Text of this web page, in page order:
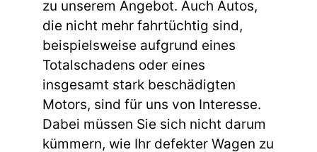
zu unserem Angebot. Auch Autos,
die nicht mehr fahrtüchtig sind,
beispielsweise aufgrund eines
Totalschadens oder eines
insgesamt stark beschädigten
Motors, sind für uns von Interesse.
Dabei müssen Sie sich nicht darum
kümmern, wie Ihr defekter Wagen zu